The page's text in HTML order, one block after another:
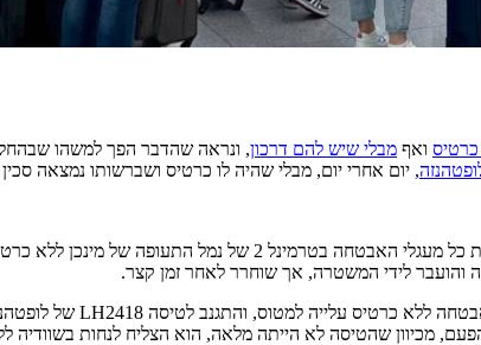
ואף מבלי שיש להם דרכון, ונראה שהדבר הפך למשהו
, יום אחרי יום, מבלי שהיה לו כרטיס ושברשותו נמצאה סכין עם
במקרה הראשון, ביום ראשון האחרון, הצליח הנוסע, שזהותו לא
והועבר לידי המשטרה, אך שוחרר לאחר זמן קצר.
מכיוון שהטיסה לא הייתה מלאה, הוא הצליח לנחות בשוודיה